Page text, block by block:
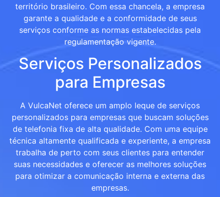
território brasileiro. Com essa chancela, a empresa
garante a qualidade e a conformidade de seus
serviços conforme as normas estabelecidas pela
regulamentação vigente.
Serviços Personalizados
para Empresas
A VulcaNet oferece um amplo leque de serviços
personalizados para empresas que buscam soluções
de telefonia fixa de alta qualidade. Com uma equipe
técnica altamente qualificada e experiente, a empresa
trabalha de perto com seus clientes para entender
suas necessidades e oferecer as melhores soluções
para otimizar a comunicação interna e externa das
empresas.